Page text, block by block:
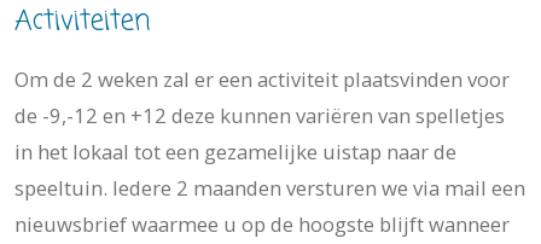
de
hoofdinhoud
Activiteiten
Om de 2 weken zal er een activiteit plaatsvinden voor
de -9,-12 en +12 deze kunnen variëren van spelletjes
in het lokaal tot een gezamelijke uistap naar de
speeltuin. Iedere 2 maanden versturen we via mail een
nieuwsbrief waarmee u op de hoogste blijft wanneer